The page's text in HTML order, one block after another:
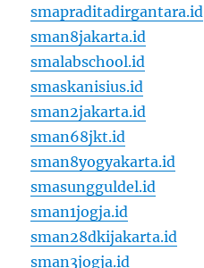
smapraditadirgantara.id
sman8jakarta.id
smalabschool.id
smaskanisius.id
sman2jakarta.id
sman68jkt.id
sman8yogyakarta.id
smasungguldel.id
sman1jogja.id
sman28dkijakarta.id
sman3jogja.id